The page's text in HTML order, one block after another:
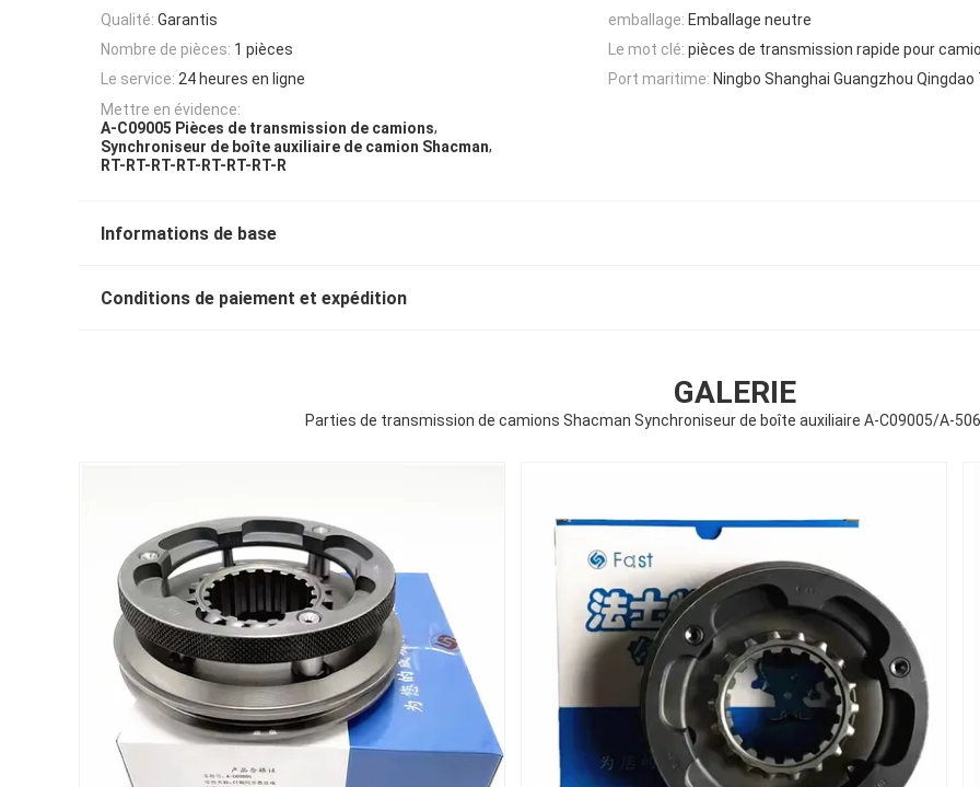
Qualité: Garantis emballage: Emballage neutre
Nombre de pièces: 1 pièces Le mot clé: pièces de transmission rapide pour
Le service: 24 heures en ligne Port maritime: Ningbo Shanghai Guangzhou Qingdao
Mettre en évidence:
A-C09005 Pièces de transmission de camions,
Synchroniseur de boîte auxiliaire de camion Shacman,
RT-RT-RT-RT-RT-RT-RT-R
Informations de base
Conditions de paiement et expédition
GALERIE
Parties de transmission de camions Shacman Synchroniseur de boîte auxiliaire A-C09005/A-